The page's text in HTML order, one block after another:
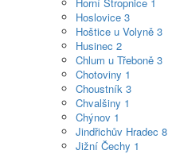
Hoslovice 3
Hoštice u Volyně 3
Husinec 2
Chlum u Třeboně 3
Chotoviny 1
Choustník 3
Chvalšiny 1
Chýnov 1
Jindřichův Hradec 8
Jižní Čechy 1